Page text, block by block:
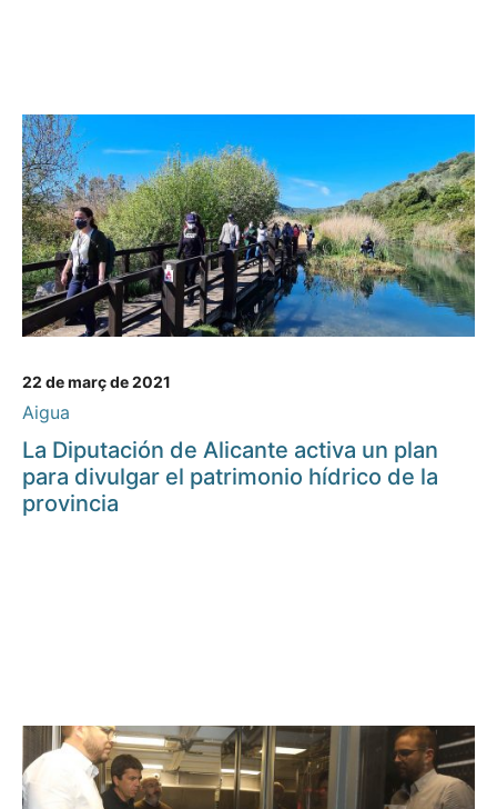
22 de març de 2021
Aigua
La Diputación de Alicante activa un plan
para divulgar el patrimonio hídrico de la
provincia